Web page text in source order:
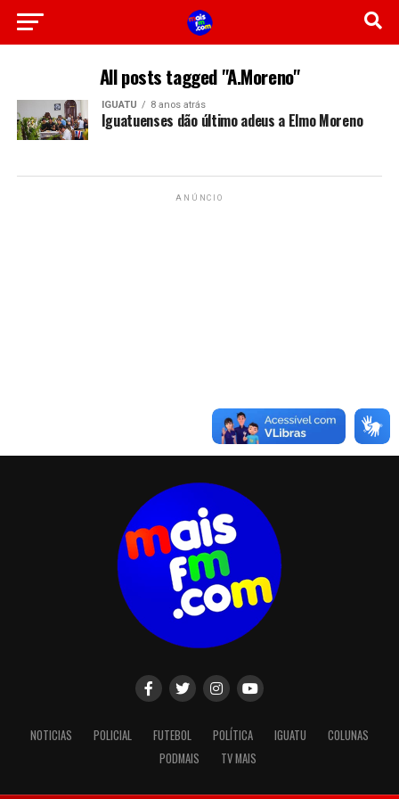
All posts tagged "A.Moreno"
IGUATU 8 anos atrás
Iguatuenses dão último adeus a Elmo Moreno
ANÚNCIO
NOTICIAS POLICIAL FUTEBOL POLÍTICA IGUATU
COLUNAS
PODMAIS
TV MAIS